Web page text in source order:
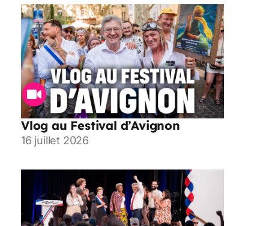
Vlog au Festival d’Avignon
16 juillet 2026